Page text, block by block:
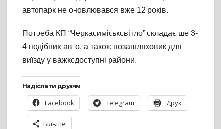
автопарк не оновлювався вже 12 років.
Потреба КП “Черкасиміськсвітло” складає ще 3-
4 подібних авто, а також позашляховик для
виїзду у важкодоступні райони.
Надіслати друзям
Facebook Telegram Друк
Більше